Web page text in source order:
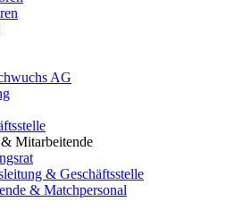
AG
Mitarbeitende
& Geschäftsstelle
& Matchpersonal